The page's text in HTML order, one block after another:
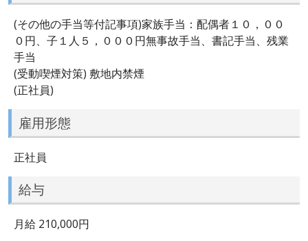
(その他の手当等付記事項)家族手当：配偶者１０，００
０円、子１人５，０００円無事故手当、書記手当、残業
手当
(受動喫煙対策) 敷地内禁煙
(正社員)
雇用形態
正社員
給与
月給 210,000円